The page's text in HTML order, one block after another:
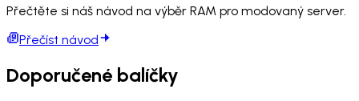
Přečtěte si náš návod na výběr RAM pro modovaný server.
Přečíst návod
Doporučené balíčky